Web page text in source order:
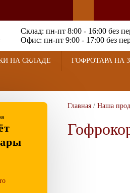
Склад: пн-пт 8:00 - 16:00 без
Офис: пн-пт 9:00 - 17:00 без
НА СКЛАДЕ ГОФРОТАРА НА
Главная / Наша